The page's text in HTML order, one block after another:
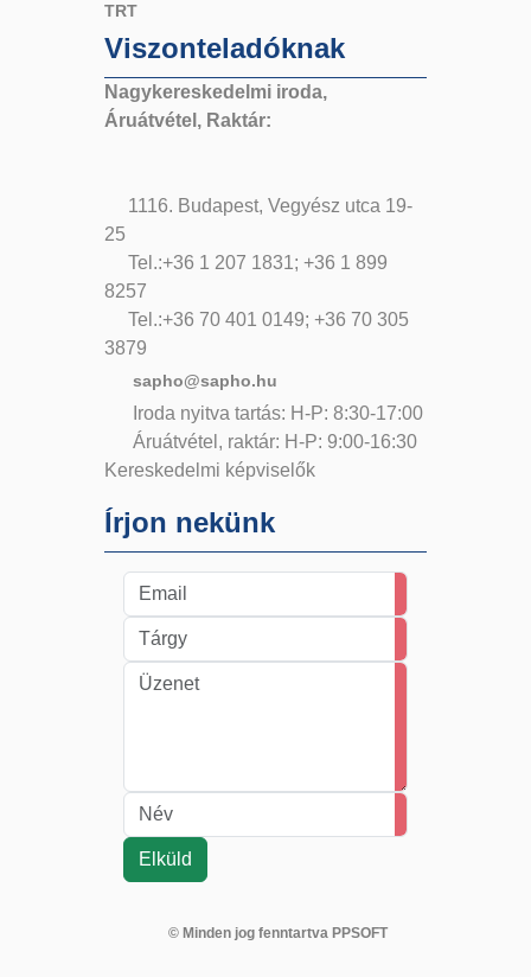
TRT
Viszonteladóknak
Nagykereskedelmi iroda,
Áruátvétel, Raktár:
1116. Budapest, Vegyész utca 19-
25
Tel.:+36 1 207 1831; +36 1 899
8257
Tel.:+36 70 401 0149; +36 70 305
3879
sapho@sapho.hu
Iroda nyitva tartás: H-P: 8:30-17:00
Áruátvétel, raktár: H-P: 9:00-16:30
Kereskedelmi képviselők
Írjon nekünk
© Minden jog fenntartva PPSOFT